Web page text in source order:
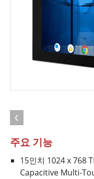
주요 기능
15인치 1024 x 768
Capacitive Multi-